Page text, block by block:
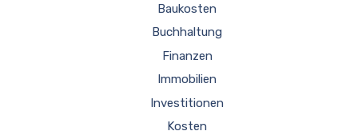
Baukosten
Buchhaltung
Finanzen
Immobilien
Investitionen
Kosten